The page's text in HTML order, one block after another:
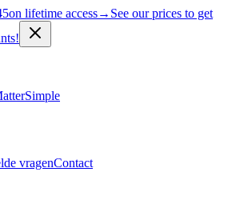
on lifetime access→ See our prices to get
Simple
vragenContact